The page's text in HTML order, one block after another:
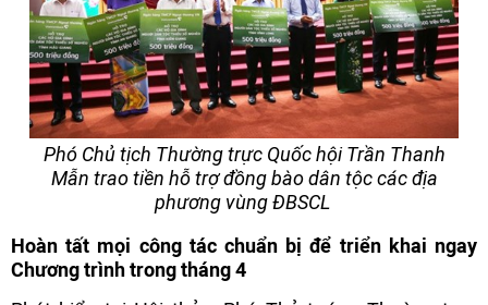
Phó Chủ tịch Thường trực Quốc hội Trần Thanh
Mẫn trao tiền hỗ trợ đồng bào dân tộc các địa
phương vùng ĐBSCL
Hoàn tất mọi công tác chuẩn bị để triển khai ngay
Chương trình trong tháng 4